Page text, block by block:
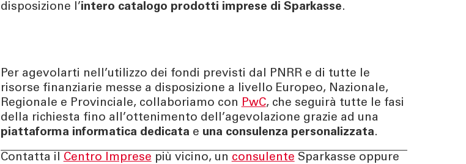
disposizione l’intero catalogo prodotti imprese di Sparkasse.
Per agevolarti nell’utilizzo dei fondi previsti dal PNRR e di tutte le
risorse finanziarie messe a disposizione a livello Europeo, Nazionale,
Regionale e Provinciale, collaboriamo con PwC, che seguirà tutte le fasi
della richiesta fino all’ottenimento dell’agevolazione grazie ad una
piattaforma informatica dedicata e una consulenza personalizzata.
Contatta il Centro Imprese più vicino, un consulente Sparkasse oppure